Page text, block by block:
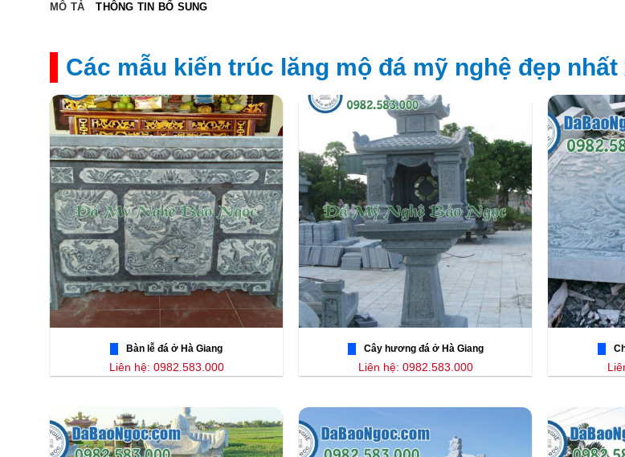
MÔ TẢ THÔNG TIN BỔ SUNG
Các mẫu kiến trúc lăng mộ đá mỹ nghệ đẹp
Bàn lễ đá ở Hà Giang
Liên hệ: 0982.583.000
Cây hương đá ở Hà Giang
Liên hệ: 0982.583.000